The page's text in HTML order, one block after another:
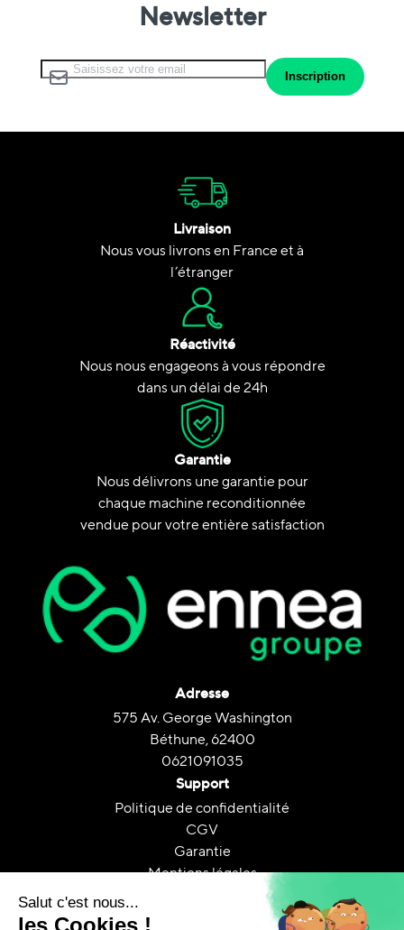
Newsletter
Inscription à notre lettre d’information :
Inscription
Livraison
Nous vous livrons en France et à
l’étranger
Réactivité
Nous nous engageons à vous répondre
dans un délai de 24h
Garantie
Nous délivrons une garantie pour
chaque machine reconditionnée
vendue pour votre entière satisfaction
Adresse
575 Av. George Washington
Béthune, 62400
0621091035
Support
Politique de confidentialité
CGV
Garantie
Mentions légales